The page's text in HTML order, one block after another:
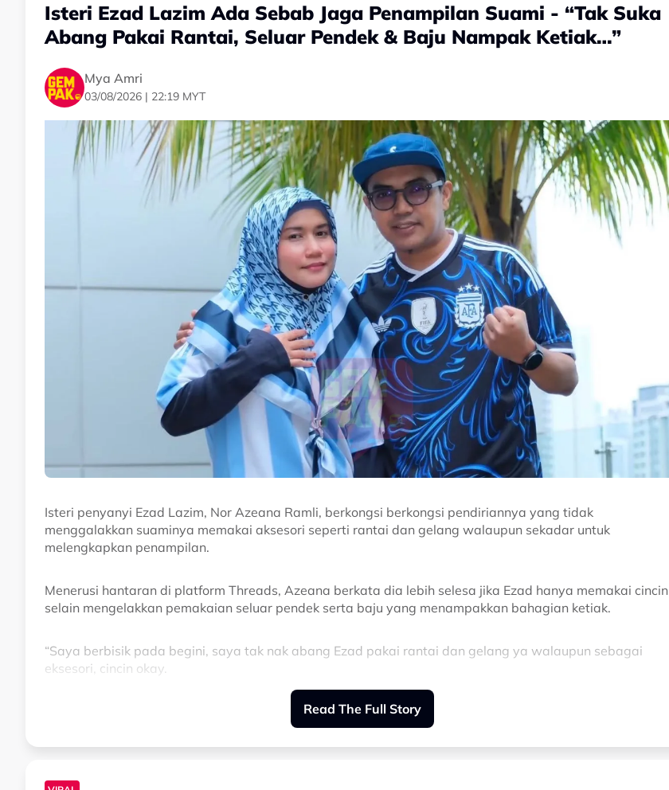
Isteri Ezad Lazim Ada Sebab Jaga Penampilan Suami - “Tak Suka
Abang Pakai Rantai, Seluar Pendek & Baju Nampak Ketiak…”
Mya Amri
03/08/2026 | 22:19 MYT
Isteri penyanyi Ezad Lazim, Nor Azeana Ramli, berkongsi berkongsi pendiriannya yang tidak
menggalakkan suaminya memakai aksesori seperti rantai dan gelang walaupun sekadar untuk
melengkapkan penampilan.
Menerusi hantaran di platform Threads, Azeana berkata dia lebih selesa jika Ezad hanya memakai cincin
selain mengelakkan pemakaian seluar pendek serta baju yang menampakkan bahagian ketiak.
“Saya berbisik pada begini, saya tak nak abang Ezad pakai rantai dan gelang ya walaupun sebagai
eksesori, cincin okay.
“Terima kasih memahami, saya memang tak suka abang Ezad pakai seluar pendek dan baju nampak
Read The Full Story